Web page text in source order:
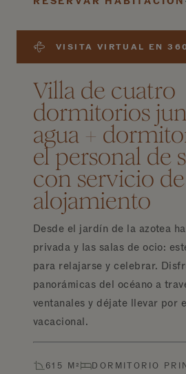
VISITA VIRTUAL EN
Villa de cuatro
dormitorios
agua +
el personal de
con servicio de
alojamiento
Desde el jardín de la azotea
privada y las salas de ocio:
para relajarse y celebrar.
panorámicas del océano a
ventanales y déjate llevar por
vacacional.
615 M²
DORMITORIO